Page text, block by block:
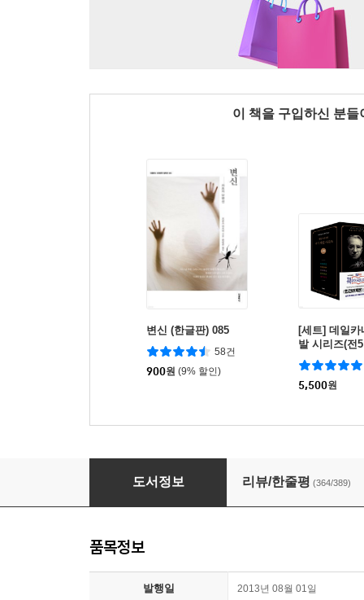
이 책을 구입하신 분
변신 (한글판) 085
58건
900원 (9% 할인)
[세트] 데일카
발 시리즈(전
5,500원
창문 넘어 도망친 100세 노인
도서정보 리뷰/한줄평 (364/389)
품목정보
발행일 2013년 08월 01일